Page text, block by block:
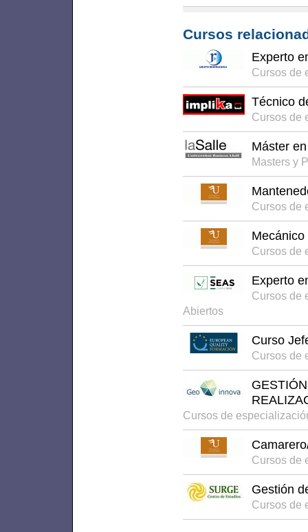
Cursos
Experto
Cursos de
Técnico
Cursos de
Máster
Masters y
Cursos de
Cursos de
Experto
Cursos de
Abiertos
Curso
Cursos de
Cursos de
Cursos de
Gestión
Cursos de